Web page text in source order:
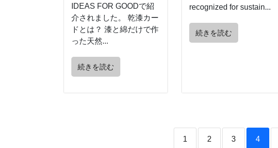
IDEAS FOR GOODで紹
介されました。 乾漆カー
ドとは？ 漆と綿だけで作
った天然...
続きを読む
recognized for sustain...
続きを読む
1 2 3 4